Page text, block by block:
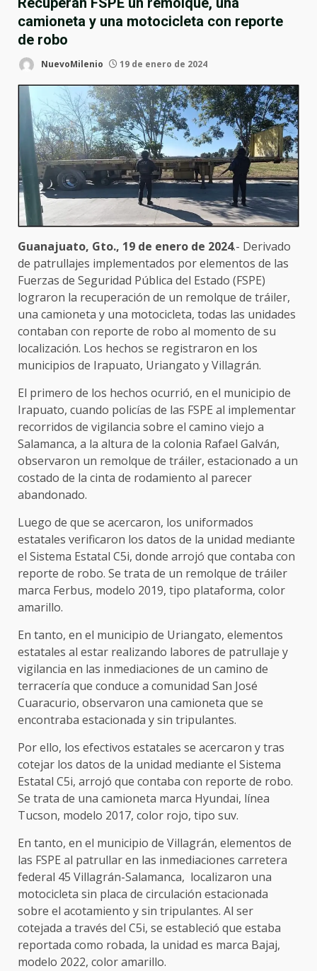
camioneta y una motocicleta con reporte
de robo
NuevoMilenio 19 de enero de 2024
Guanajuato, Gto., 19 de enero de 2024.- Derivado
de patrullajes implementados por elementos de las
Fuerzas de Seguridad Pública del Estado (FSPE)
lograron la recuperación de un remolque de tráiler,
una camioneta y una motocicleta, todas las unidades
contaban con reporte de robo al momento de su
localización. Los hechos se registraron en los
municipios de Irapuato, Uriangato y Villagrán.
El primero de los hechos ocurrió, en el municipio de
Irapuato, cuando policías de las FSPE al implementar
recorridos de vigilancia sobre el camino viejo a
Salamanca, a la altura de la colonia Rafael Galván,
observaron un remolque de tráiler, estacionado a un
costado de la cinta de rodamiento al parecer
abandonado.
Luego de que se acercaron, los uniformados
estatales verificaron los datos de la unidad mediante
el Sistema Estatal C5i, donde arrojó que contaba con
reporte de robo. Se trata de un remolque de tráiler
marca Ferbus, modelo 2019, tipo plataforma, color
amarillo.
En tanto, en el municipio de Uriangato, elementos
estatales al estar realizando labores de patrullaje y
vigilancia en las inmediaciones de un camino de
terracería que conduce a comunidad San José
Cuaracurio, observaron una camioneta que se
encontraba estacionada y sin tripulantes.
Por ello, los efectivos estatales se acercaron y tras
cotejar los datos de la unidad mediante el Sistema
Estatal C5i, arrojó que contaba con reporte de robo.
Se trata de una camioneta marca Hyundai, línea
Tucson, modelo 2017, color rojo, tipo suv.
En tanto, en el municipio de Villagrán, elementos de
las FSPE al patrullar en las inmediaciones carretera
federal 45 Villagrán-Salamanca, localizaron una
motocicleta sin placa de circulación estacionada
sobre el acotamiento y sin tripulantes. Al ser
cotejada a través del C5i, se estableció que estaba
reportada como robada, la unidad es marca Bajaj,
modelo 2022, color amarillo.